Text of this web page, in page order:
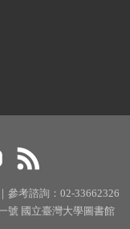
參考諮詢：02-33662326
號 國立臺灣大學圖書館